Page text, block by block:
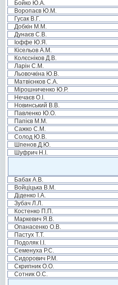
Бойко Ю.А.
Воропаєв Ю.М.
Гусак В.Г.
Добкін М.М.
Дунаєв С.В.
Іоффе Ю.Я.
Кісельов А.М.
Колєсніков Д.В.
Ларін С.М.
Льовочкіна Ю.В.
Матвієнков С.А.
Мірошниченко Ю.Р.
Нечаєв О.І.
Новинський В.В.
Павленко Ю.О.
Папієв М.М.
Сажко С.М.
Солод Ю.В.
Шпенов Д.Ю.
Шуфрич Н.І.
Бабак А.В.
Войціцька В.М.
Діденко І.А.
Зубач Л.Л.
Костенко П.П.
Маркевич Я.В.
Опанасенко О.В.
Пастух Т.Т.
Подоляк І.І.
Семенуха Р.С.
Сидорович Р.М.
Скрипник О.О.
Сотник О.С.